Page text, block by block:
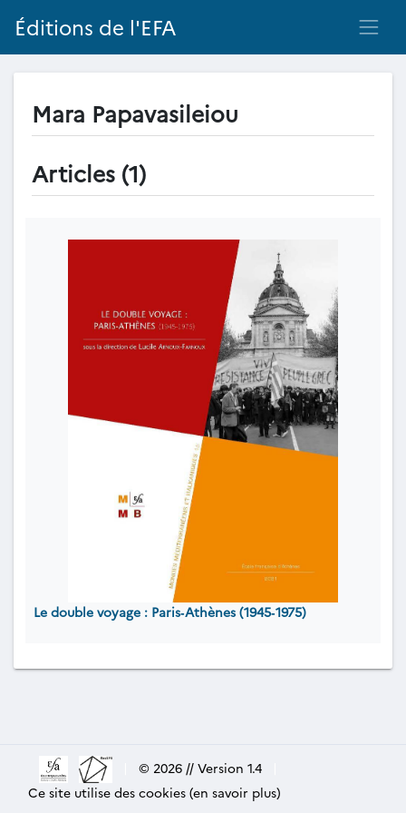
Éditions de l'EFA
Mara Papavasileiou
Articles (1)
Le double voyage : Paris‐Athènes (1945‐1975)
© 2026 // Version 1.4
Ce site utilise des cookies (en savoir plus)